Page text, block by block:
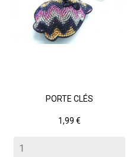
PORTE CLÉS
Prix
1,99 €